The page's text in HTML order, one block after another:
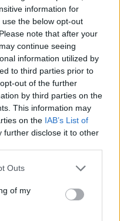
information for
the below opt-out
note that after your
continue seeing
information utilized by
to third parties prior to
out of the further
by third parties on the
This information may
on the IAB’s List of
further disclose it to other
one or more Google
You may click to
its third-party tags to
in below Google
Outs
of my
évtizedét is
utalt rá, hogy
ízelítő alapján a
gitárvezérelt
emleget. Az
többségében az
megjelent, Rod
tolulni
éjszaka kellős
módjára
ami a
sosem történt
ráébredtem,
és mire észbe